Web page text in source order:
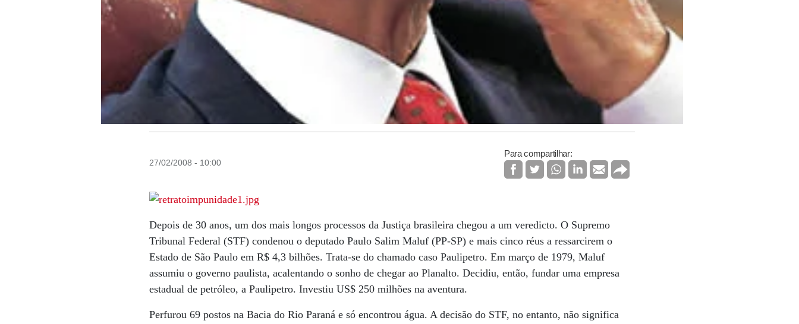
27/02/2008 - 10:00
Para compartilhar:
Depois de 30 anos, um dos mais longos processos da Justiça brasileira chegou a um veredicto. O Supremo
Tribunal Federal (STF) condenou o deputado Paulo Salim Maluf (PP-SP) e mais cinco réus a ressarcirem o
Estado de São Paulo em R$ 4,3 bilhões. Trata-se do chamado caso Paulipetro. Em março de 1979, Maluf
assumiu o governo paulista, acalentando o sonho de chegar ao Planalto. Decidiu, então, fundar uma empresa
estadual de petróleo, a Paulipetro. Investiu US$ 250 milhões na aventura.
Perfurou 69 postos na Bacia do Rio Paraná e só encontrou água. A decisão do STF, no entanto, não significa